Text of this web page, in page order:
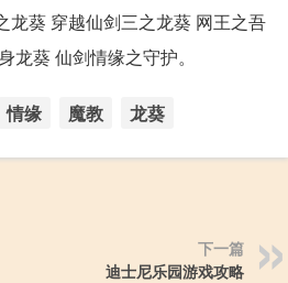
龙葵 穿越仙剑三之龙葵 网王之吾
龙葵 仙剑情缘之守护。
情缘 魔教 龙葵
下一篇
迪士尼乐园游戏攻略